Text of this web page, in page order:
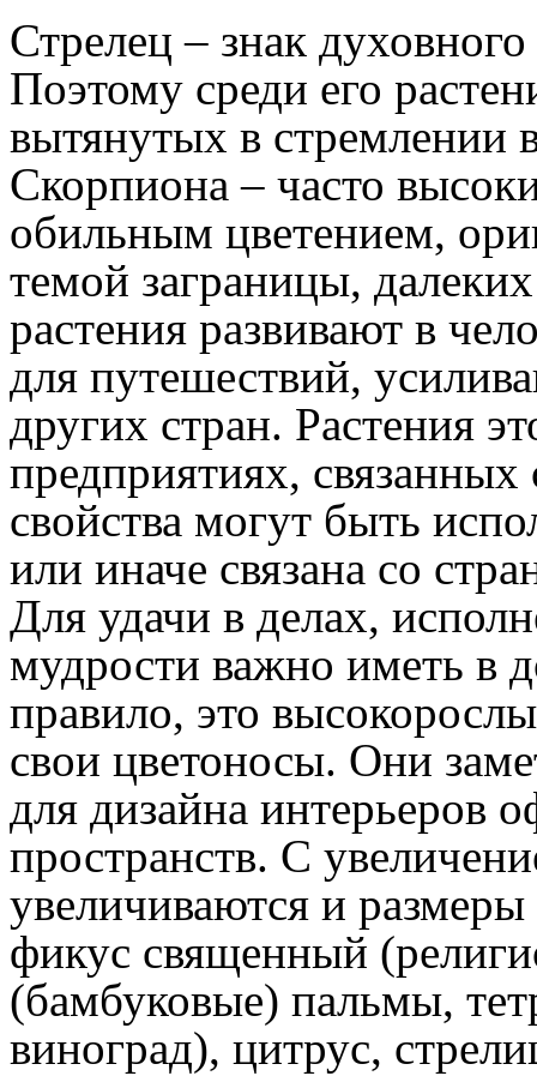
Стрелец – знак
Поэтому среди его
вытянутых в стремлении
Скорпиона – часто
обильным цветением,
темой заграницы,
растения развивают в
для путешествий,
других стран. Растения
предприятиях,
свойства могут быть
или иначе связана со
Для удачи в делах,
мудрости важно иметь в
правило, это
свои цветоносы. Они
для дизайна
пространств. С
увеличиваются и
фикус священный
(бамбуковые) пальмы,
виноград), цитрус,